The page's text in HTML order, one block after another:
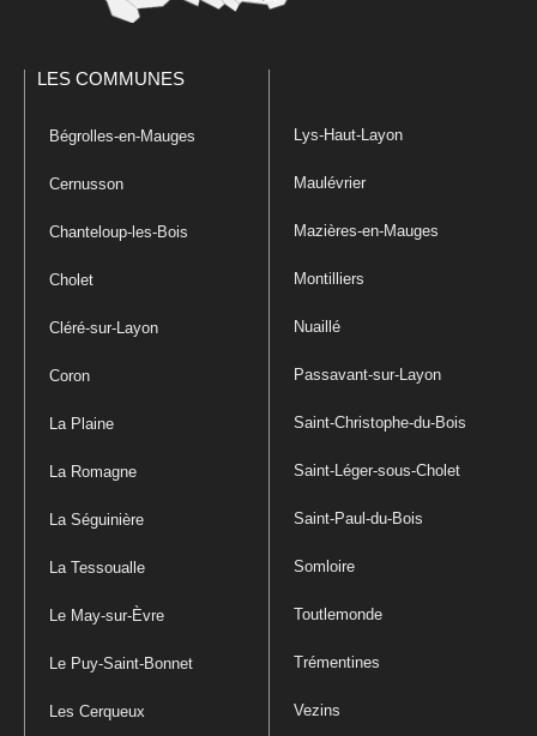
LES COMMUNES
Bégrolles-en-Mauges
Cernusson
Chanteloup-les-Bois
Cholet
Cléré-sur-Layon
Coron
La Plaine
La Romagne
La Séguinière
La Tessoualle
Le May-sur-Èvre
Le Puy-Saint-Bonnet
Les Cerqueux
Lys-Haut-Layon
Maulévrier
Mazières-en-Mauges
Montilliers
Nuaillé
Passavant-sur-Layon
Saint-Christophe-du-Bois
Saint-Léger-sous-Cholet
Saint-Paul-du-Bois
Somloire
Toutlemonde
Trémentines
Vezins